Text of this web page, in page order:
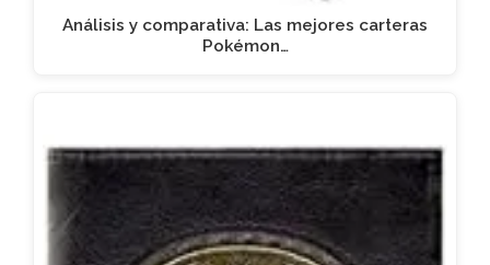
Análisis y comparativa: Las mejores carteras
Pokémon…